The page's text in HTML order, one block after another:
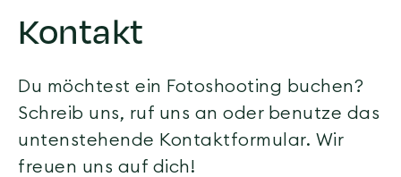
Kontakt
Du möchtest ein Fotoshooting buchen?
Schreib uns, ruf uns an oder benutze das
untenstehende Kontaktformular. Wir
freuen uns auf dich!